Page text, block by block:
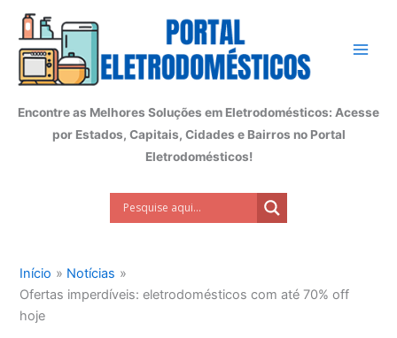
conteúdo
Encontre as Melhores Soluções em Eletrodomésticos: Acesse
por Estados, Capitais, Cidades e Bairros no Portal
Eletrodomésticos!
Início
Notícias
Ofertas imperdíveis: eletrodomésticos com até 70% off
hoje